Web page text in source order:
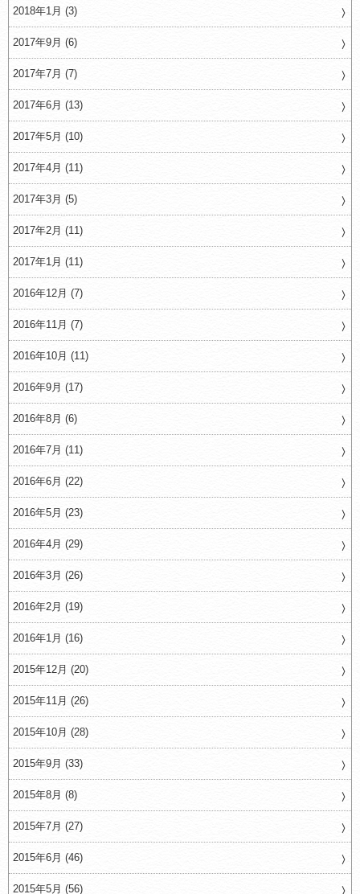
2018年1月 (3)
2017年9月 (6)
2017年7月 (7)
2017年6月 (13)
2017年5月 (10)
2017年4月 (11)
2017年3月 (5)
2017年2月 (11)
2017年1月 (11)
2016年12月 (7)
2016年11月 (7)
2016年10月 (11)
2016年9月 (17)
2016年8月 (6)
2016年7月 (11)
2016年6月 (22)
2016年5月 (23)
2016年4月 (29)
2016年3月 (26)
2016年2月 (19)
2016年1月 (16)
2015年12月 (20)
2015年11月 (26)
2015年10月 (28)
2015年9月 (33)
2015年8月 (8)
2015年7月 (27)
2015年6月 (46)
2015年5月 (56)